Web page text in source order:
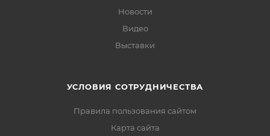
Новости
Видео
Выставки
УСЛОВИЯ СОТРУДНИЧЕСТВА
Правила пользования сайтом
Карта сайта